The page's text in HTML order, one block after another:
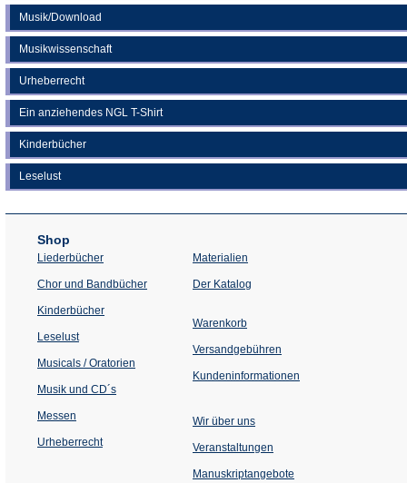
Musik/Download
Musikwissenschaft
Urheberrecht
Ein anziehendes NGL T-Shirt
Kinderbücher
Leselust
Shop
Liederbücher
Chor und Bandbücher
Kinderbücher
Leselust
Musicals / Oratorien
Musik und CD´s
Messen
Urheberrecht
Materialien
Der Katalog
Warenkorb
Versandgebühren
Kundeninformationen
Wir über uns
Veranstaltungen
einem
Manuskriptangebote